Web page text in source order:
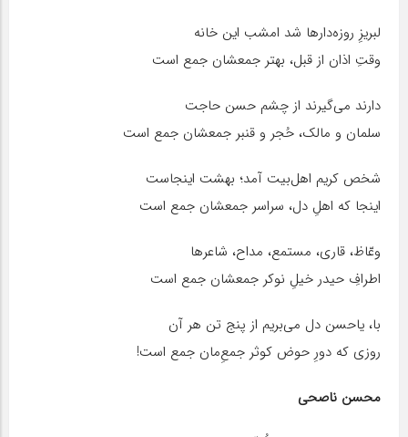
لبریزِ روزه‌دارها شد امشب این خانه
وقتِ اذان از قبل، بهتر جمعشان جمع است
دارند می‌گیرند از چشم حسن حاجت
سلمان و مالک، حُجر و قنبر جمعشان جمع است
شخص کریم اهل‌بیت آمد؛ بهشت اینجاست
اینجا که اهلِ دل، سراسر جمعشان جمع است
وعّاظ، قاری، مستمع، مداح، شاعرها
اطرافِ حیدر خیلِ نوکر جمعشان جمع است
با، یاحسن دل می‌بریم از پنج تن هر آن
روزی که دورِ حوض کوثر جمعِ‌مان جمع است!
محسن ناصحی